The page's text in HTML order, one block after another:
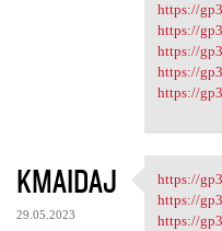
https://
https://
https://
https://
https://
KMAIDAJ
29.05.2023
https://
https://
https://
https://